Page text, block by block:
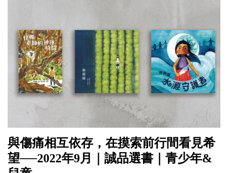
與傷痛相互依存，在摸索前行間看見希
望──2022年9月｜誠品選書｜青少年&